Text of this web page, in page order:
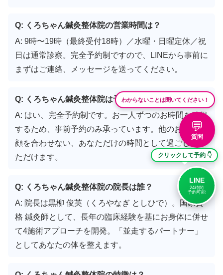
Q: くろちゃん鍼灸整体院の営業時間は？
A: 9時〜19時（最終受付18時）／水曜・日曜定休／祝
日は通常診察。完全予約制ですので、LINEから事前に
まずはご連絡、メッセージを送ってください。
Q: くろちゃん鍼灸整体院は予約が必要？
A: はい、完全予約制です。お一人ずつのお時間を確保
するため、事前予約のみ承っています。他のお客様と
顔を合わせない、あなただけの時間として過ごしてい
ただけます。
Q: くろちゃん鍼灸整体院の院長は誰？
A: 院長は黒柳 俊英（くろやなぎ としひで）。国家資
格 鍼灸師として、長年の臨床経験を基にお身体に併せ
て4施術アプローチを開発。「並走するパートナー」
としてあなたの体を整えます。
わからないことは聞いてください！
💬
質問
クリックして予約 👇
LINE
24時間
予約可能